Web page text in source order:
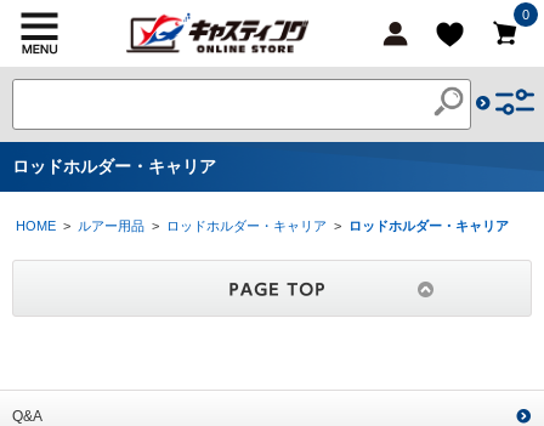
0
ロッドホルダー・キャリア
HOME > ルアー用品 > ロッドホルダー・キャリア > ロッドホルダー・キャリア
Q&A